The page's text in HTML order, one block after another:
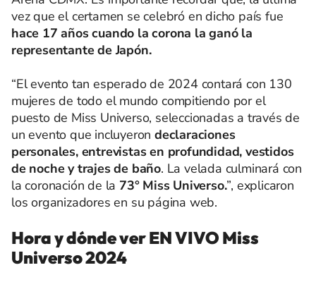
vez que el certamen se celebró en dicho país fue
hace 17 años cuando la corona la ganó la
representante de Japón.
“El evento tan esperado de 2024 contará con 130
mujeres de todo el mundo compitiendo por el
puesto de Miss Universo, seleccionadas a través de
un evento que incluyerondeclaraciones
personales, entrevistas en profundidad, vestidos
de noche y trajes de baño. La velada culminará con
la coronación de la 73° Miss Universo.”, explicaron
los organizadores en su página web.
Hora y dónde ver EN VIVO Miss
Universo 2024